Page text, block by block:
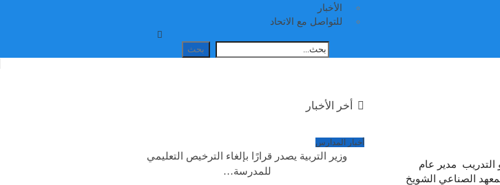
الأخبار
للتواصل مع الاتحاد
التدريب مدير عام
الصناعي الشويخ
أخر الأخبار
أخبار المدارس
وزير التربية يصدر قرارًا بإلغاء الترخيص التعليمي
للمدرسة…